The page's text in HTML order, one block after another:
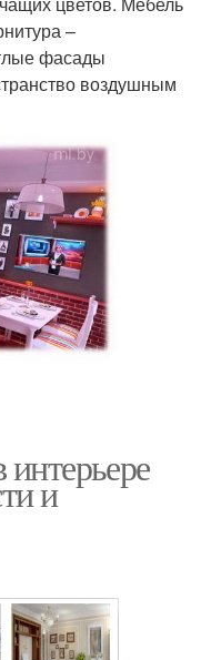
–
фасады
воздушным
и